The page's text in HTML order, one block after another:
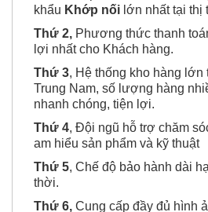
Đầu tiên, phải nói đến là 1
khẩu Khớp nối lớn nhất tại thị
Thứ 2,Phương thức thanh
lợi nhất cho Khách hàng.
Thứ 3 , Hệ thống kho hàng lớn
Trung Nam, số lượng hàng
nhanh chóng, tiện lợi.
Thứ 4, Đội ngũ hỗ trợ chăm
am hiểu sản phẩm và kỹ thuật
Thứ 5
thời.